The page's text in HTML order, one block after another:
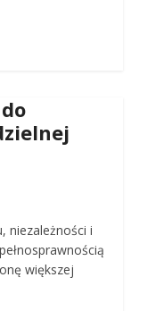
niezależności i
większej